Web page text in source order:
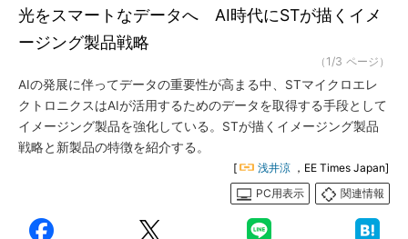
光をスマートなデータへ AI時代にSTが描くイメ
ージング製品戦略
（1/3 ページ）
AIの発展に伴ってデータの重要性が高まる中、STマイクロエレ
クトロニクスはAIが活用するためのデータを取得する手段として
イメージング製品を強化している。STが描くイメージング製品
戦略と新製品の特徴を紹介する。
[ 浅井涼 ，EE Times Japan]
PC用表示
関連情報